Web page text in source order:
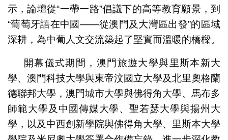
示，論壇從“一帶一路”倡議下的高等教育願景，到
“葡萄牙語在中國——從澳門及大灣區出發”的區域
深耕，為中葡人文交流築起了堅實而溫暖的橋樑。
開幕儀式期間，澳門旅遊大學與里斯本新大
學、澳門科技大學與東帝汶國立大學及北里奧格蘭
德聯邦大學，澳門城市大學與佛得角大學、馬布多
師範大學及中國傳媒大學、聖若瑟大學與揚州大
學，以及中西創新學院與佛得角大學、里斯本大學